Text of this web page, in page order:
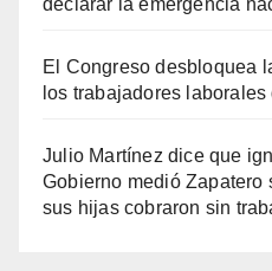
declarar la emergencia
El Congreso desbloquea
los trabajadores
Julio Martínez dice que
Gobierno medió Zapatero
sus hijas cobraron sin